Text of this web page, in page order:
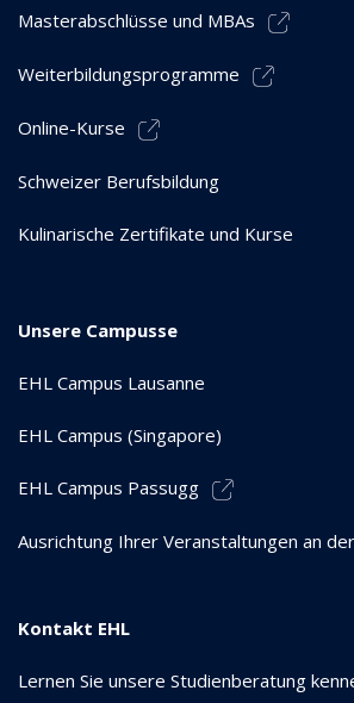
Masterabschlüsse und MBAs
Weiterbildungsprogramme
Online-Kurse
Schweizer Berufsbildung
Kulinarische Zertifikate und Kurse
Unsere Campusse
EHL Campus Lausanne
EHL Campus (Singapore)
EHL Campus Passugg
Ausrichtung Ihrer Veranstaltungen an
Kontakt EHL
Lernen Sie unsere Studienberatung